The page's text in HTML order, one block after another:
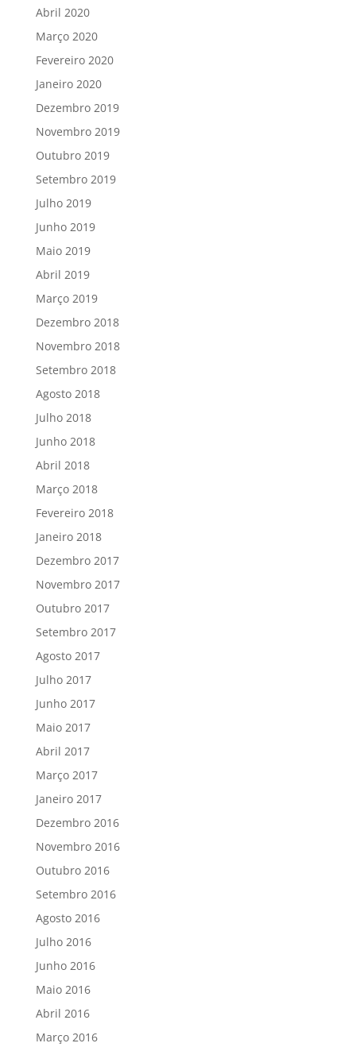
Abril 2020
Março 2020
Fevereiro 2020
Janeiro 2020
Dezembro 2019
Novembro 2019
Outubro 2019
Setembro 2019
Julho 2019
Junho 2019
Maio 2019
Abril 2019
Março 2019
Dezembro 2018
Novembro 2018
Setembro 2018
Agosto 2018
Julho 2018
Junho 2018
Abril 2018
Março 2018
Fevereiro 2018
Janeiro 2018
Dezembro 2017
Novembro 2017
Outubro 2017
Setembro 2017
Agosto 2017
Julho 2017
Junho 2017
Maio 2017
Abril 2017
Março 2017
Janeiro 2017
Dezembro 2016
Novembro 2016
Outubro 2016
Setembro 2016
Agosto 2016
Julho 2016
Junho 2016
Maio 2016
Abril 2016
Março 2016